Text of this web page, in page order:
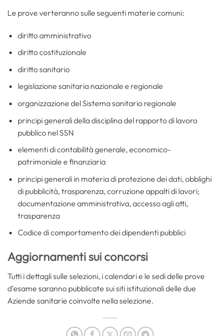
Le prove verteranno sulle seguenti materie comuni:
diritto amministrativo
diritto costituzionale
diritto sanitario
legislazione sanitaria nazionale e regionale
organizzazione del Sistema sanitario regionale
principi generali della disciplina del rapporto di lavoro
pubblico nel SSN
elementi di contabilità generale, economico-
patrimoniale e finanziaria
principi generali in materia di protezione dei dati, obblighi
di pubblicità, trasparenza, corruzione appalti di lavori;
documentazione amministrativa, accesso agli atti,
trasparenza
Codice di comportamento dei dipendenti pubblici
Aggiornamenti sui concorsi
Tutti i dettagli sulle selezioni, i calendari e le sedi delle prove
d’esame saranno pubblicate sui siti istituzionali delle due
Aziende sanitarie coinvolte nella selezione.